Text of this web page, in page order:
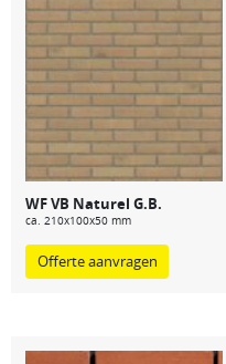
WF VB Naturel G.B.
ca. 210x100x50 mm
Offerte aanvragen